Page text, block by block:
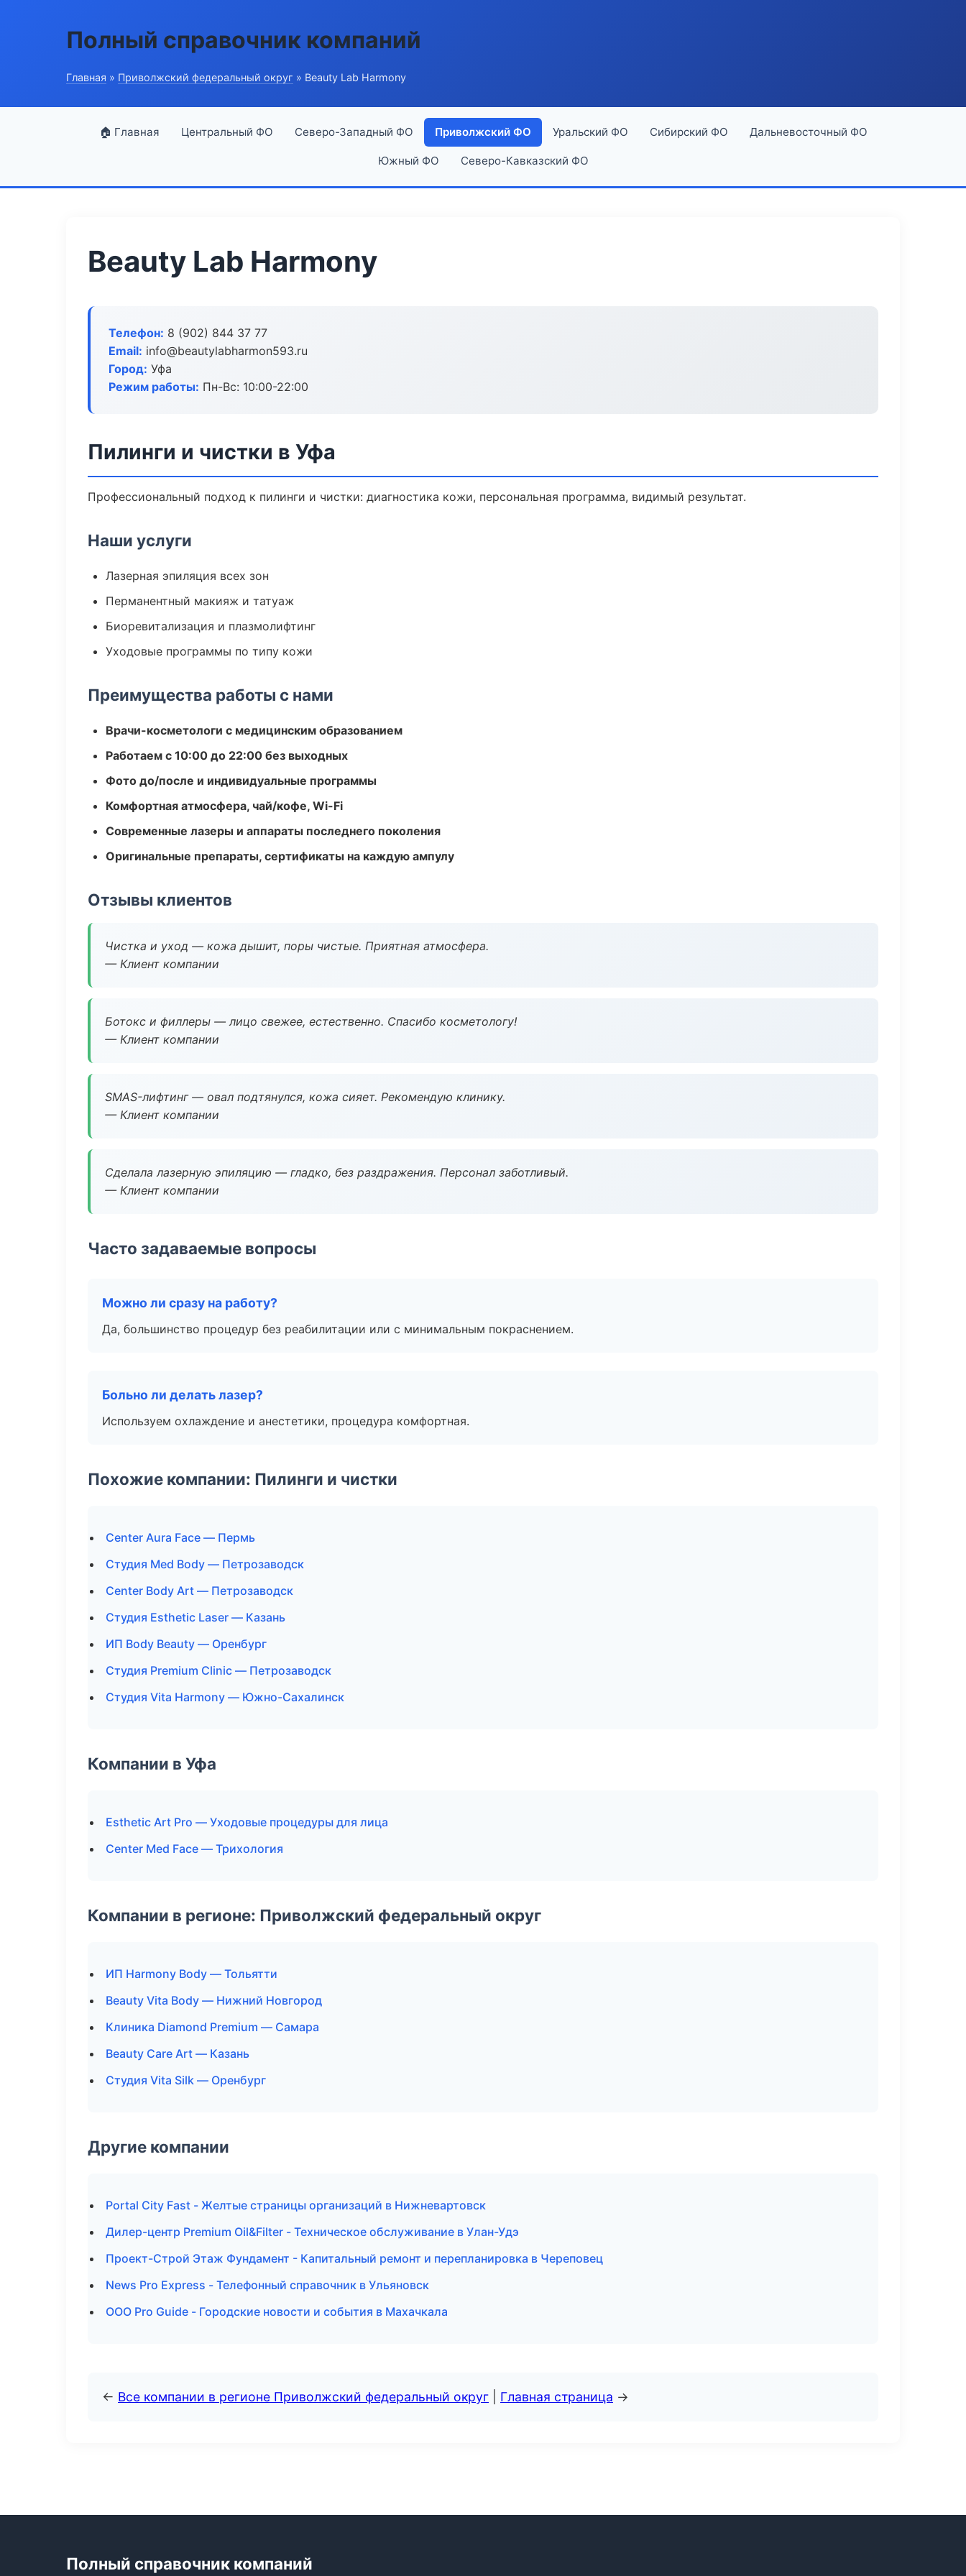
Полный справочник компаний
Главная » Приволжский федеральный округ » Beauty Lab Harmony
🏠 Главная Центральный ФО Северо-Западный ФО Приволжский ФО Уральский ФО Сибирский ФО Дальневосточный ФО
Южный ФО Северо-Кавказский ФО
Beauty Lab Harmony
Телефон: 8 (902) 844 37 77
Email: info@beautylabharmon593.ru
Город: Уфа
Режим работы: Пн-Вс: 10:00-22:00
Пилинги и чистки в Уфа
Профессиональный подход к пилинги и чистки: диагностика кожи, персональная программа, видимый результат.
Наши услуги
Лазерная эпиляция всех зон
Перманентный макияж и татуаж
Биоревитализация и плазмолифтинг
Уходовые программы по типу кожи
Преимущества работы с нами
Врачи-косметологи с медицинским образованием
Работаем с 10:00 до 22:00 без выходных
Фото до/после и индивидуальные программы
Комфортная атмосфера, чай/кофе, Wi-Fi
Современные лазеры и аппараты последнего поколения
Оригинальные препараты, сертификаты на каждую ампулу
Отзывы клиентов
Чистка и уход — кожа дышит, поры чистые. Приятная атмосфера.
— Клиент компании
Ботокс и филлеры — лицо свежее, естественно. Спасибо косметологу!
— Клиент компании
SMAS-лифтинг — овал подтянулся, кожа сияет. Рекомендую клинику.
— Клиент компании
Сделала лазерную эпиляцию — гладко, без раздражения. Персонал заботливый.
— Клиент компании
Часто задаваемые вопросы
Можно ли сразу на работу?
Да, большинство процедур без реабилитации или с минимальным покраснением.
Больно ли делать лазер?
Используем охлаждение и анестетики, процедура комфортная.
Похожие компании: Пилинги и чистки
Center Aura Face — Пермь
Студия Med Body — Петрозаводск
Center Body Art — Петрозаводск
Студия Esthetic Laser — Казань
ИП Body Beauty — Оренбург
Студия Premium Clinic — Петрозаводск
Студия Vita Harmony — Южно-Сахалинск
Компании в Уфа
Esthetic Art Pro — Уходовые процедуры для лица
Center Med Face — Трихология
Компании в регионе: Приволжский федеральный округ
ИП Harmony Body — Тольятти
Beauty Vita Body — Нижний Новгород
Клиника Diamond Premium — Самара
Beauty Care Art — Казань
Студия Vita Silk — Оренбург
Другие компании
Portal City Fast - Желтые страницы организаций в Нижневартовск
Дилер-центр Premium Oil&Filter - Техническое обслуживание в Улан-Удэ
Проект-Строй Этаж Фундамент - Капитальный ремонт и перепланировка в Череповец
News Pro Express - Телефонный справочник в Ульяновск
ООО Pro Guide - Городские новости и события в Махачкала
← Все компании в регионе Приволжский федеральный округ Главная страница →
Полный справочник компаний